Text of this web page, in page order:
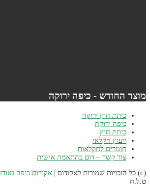
החודש - כיפה ירוקה
כיתת חוץ ירוקה
כיפה ירוקה
כיתת חוץ
ייעוץ חקלאי
חומרים לחקלאות
צור קשר – דום בהתאמה אישית
אקודום כיפה גאודזית